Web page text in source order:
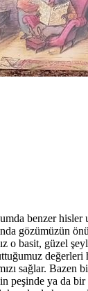
benzer hisler
gözümüzün
o basit, güzel
değerleri
sağlar. Bazen
peşinde ya da bir